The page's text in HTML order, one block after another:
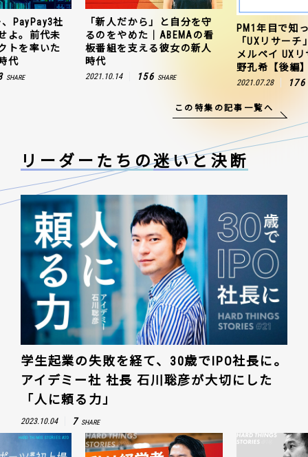
と自分を守
ABEMAの看
彼女の新人
SHARE
PM1年目で知っておきたい
「UXリサーチ」の始め方｜
メルペイ UXリサーチャー 草
野孔希【後編】
2021.07.28 176
ZOZO、ヤフ
連携を成功さ
聞のプロジェ
田村有の新人
163
この特集の記事一覧へ
リーダーたちの迷いと決断
学生起業の失敗を経て、30歳でIPO社長に。
アイデミー社 社長 石川聡彦が大切にした
「人に頼る力」
2023.10.04 7 SHARE